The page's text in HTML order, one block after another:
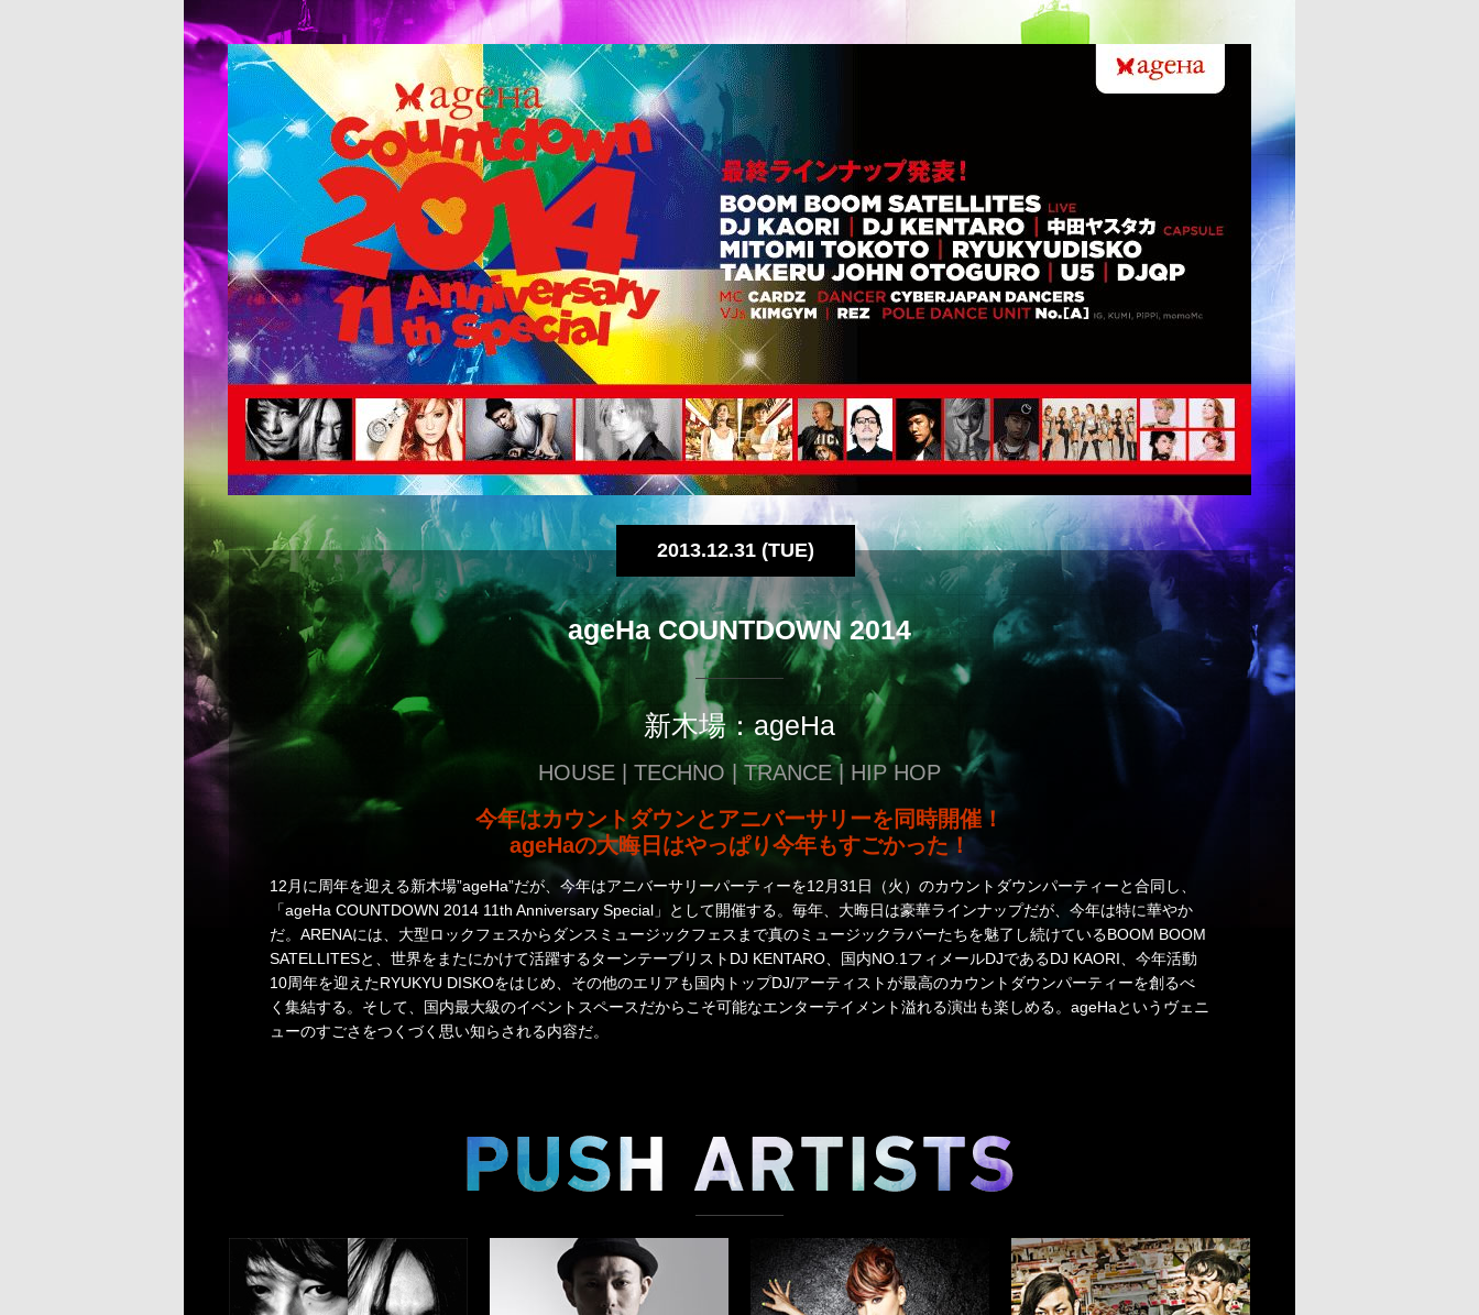
2013.12.31 (TUE)
ageHa COUNTDOWN 2014
新木場：ageHa
HOUSE | TECHNO | TRANCE | HIP HOP
今年はカウントダウンとアニバーサリーを同時開催！
ageHaの大晦日はやっぱり今年もすごかった！
12月に周年を迎える新木場”ageHa”だが、今年はアニバーサリーパーティーを12月31日（火）のカウントダウンパーティーと合同し、
「ageHa COUNTDOWN 2014 11th Anniversary Special」として開催する。毎年、大晦日は豪華ラインナップだが、今年は特に華やか
だ。ARENAには、大型ロックフェスからダンスミュージックフェスまで真のミュージックラバーたちを魅了し続けているBOOM BOOM
SATELLITESと、世界をまたにかけて活躍するターンテーブリストDJ KENTARO、国内NO.1フィメールDJであるDJ KAORI、今年活動
10周年を迎えたRYUKYU DISKOをはじめ、その他のエリアも国内トップDJ/アーティストが最高のカウントダウンパーティーを創るべ
く集結する。そして、国内最大級のイベントスペースだからこそ可能なエンターテイメント溢れる演出も楽しめる。ageHaというヴェニ
ューのすごさをつくづく思い知らされる内容だ。